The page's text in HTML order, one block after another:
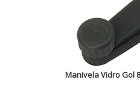
Manivela Vidro Gol